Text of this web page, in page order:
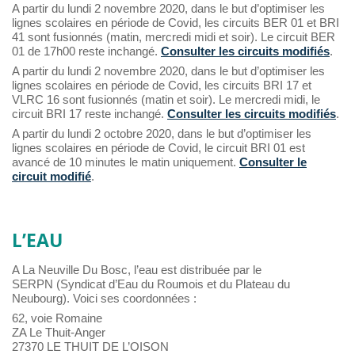
A partir du lundi 2 novembre 2020, dans le but d’optimiser les
lignes scolaires en période de Covid, les circuits BER 01 et BRI
41 sont fusionnés (matin, mercredi midi et soir). Le circuit BER
01 de 17h00 reste inchangé. Consulter les circuits modifiés.
A partir du lundi 2 novembre 2020, dans le but d’optimiser les
lignes scolaires en période de Covid, les circuits BRI 17 et
VLRC 16 sont fusionnés (matin et soir). Le mercredi midi, le
circuit BRI 17 reste inchangé. Consulter les circuits modifiés.
A partir du lundi 2 octobre 2020, dans le but d’optimiser les
lignes scolaires en période de Covid, le circuit BRI 01 est
avancé de 10 minutes le matin uniquement. Consulter le
circuit modifié.
L’EAU
A La Neuville Du Bosc, l’eau est distribuée par le
SERPN (Syndicat d’Eau du Roumois et du Plateau du
Neubourg). Voici ses coordonnées :
62, voie Romaine
ZA Le Thuit-Anger
27370 LE THUIT DE L’OISON